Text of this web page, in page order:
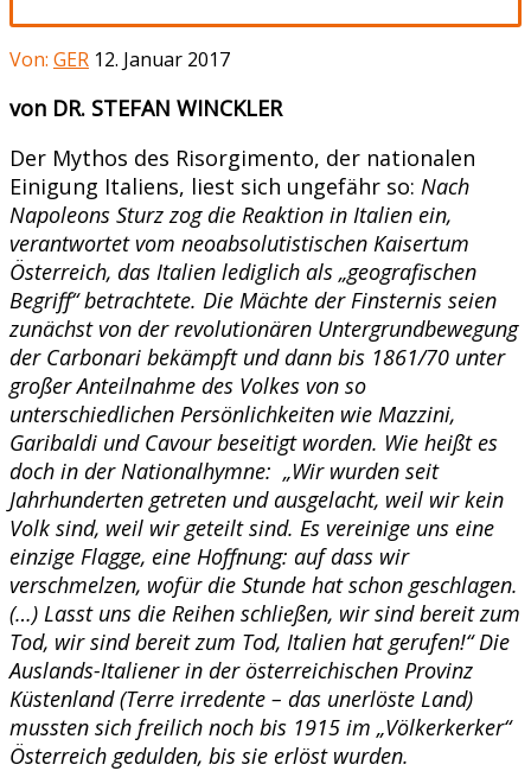
Von: GER 12. Januar 2017
von DR. STEFAN WINCKLER
Der Mythos des Risorgimento, der nationalen
Einigung Italiens, liest sich ungefähr so: Nach
Napoleons Sturz zog die Reaktion in Italien ein,
verantwortet vom neoabsolutistischen Kaisertum
Österreich, das Italien lediglich als „geografischen
Begriff“ betrachtete. Die Mächte der Finsternis seien
zunächst von der revolutionären Untergrundbewegung
der Carbonari bekämpft und dann bis 1861/70 unter
großer Anteilnahme des Volkes von so
unterschiedlichen Persönlichkeiten wie Mazzini,
Garibaldi und Cavour beseitigt worden. Wie heißt es
doch in der Nationalhymne: „Wir wurden seit
Jahrhunderten getreten und ausgelacht, weil wir kein
Volk sind, weil wir geteilt sind. Es vereinige uns eine
einzige Flagge, eine Hoffnung: auf dass wir
verschmelzen, wofür die Stunde hat schon geschlagen.
(…) Lasst uns die Reihen schließen, wir sind bereit zum
Tod, wir sind bereit zum Tod, Italien hat gerufen!“ Die
Auslands-Italiener in der österreichischen Provinz
Küstenland (Terre irredente – das unerlöste Land)
mussten sich freilich noch bis 1915 im „Völkerkerker“
Österreich gedulden, bis sie erlöst wurden.